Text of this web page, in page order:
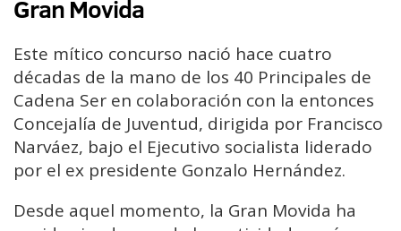
Gran Movida
Este mítico concurso nació hace cuatro
décadas de la mano de los 40 Principales de
Cadena Ser en colaboración con la entonces
Concejalía de Juventud, dirigida por Francisco
Narváez, bajo el Ejecutivo socialista liderado
por el ex presidente Gonzalo Hernández.
Desde aquel momento, la Gran Movida ha